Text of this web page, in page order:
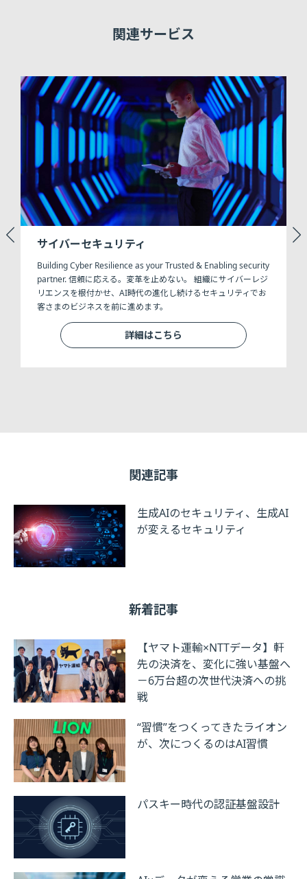
関連記事
生成AIのセキュリティ、生成AI
が変えるセキュリティ
新着記事
【ヤマト運輸×NTTデータ】軒
先の決済を、変化に強い基盤へ
－6万台超の次世代決済への挑
戦
“習慣”をつくってきたライオン
が、次につくるのはAI習慣
パスキー時代の認証基盤設計
関連サービス
サイバーセキュリティ
Building Cyber Resilience as your Trusted & Enabling security
partner. 信頼に応える。変革を止めない。 組織にサイバーレジ
リエンスを根付かせ、AI時代の進化し続けるセキュリティでお
客さまのビジネスを前に進めます。
詳細はこちら